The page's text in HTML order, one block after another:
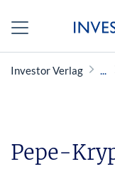
Investor Verlag
Pepe-